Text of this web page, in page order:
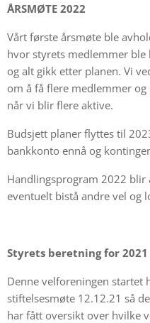
ÅRSMØTE 2022
Vårt første årsmøte ble
hvor styrets medlemmer
og alt gikk etter planen. Vi
om å få flere medlemmer
når vi blir flere aktive.
Budsjett planer flyttes til
bankkonto ennå og
Handlingsprogram 2022 blir
eventuelt bistå andre vel og
Styrets beretning for 2021
Denne velforeningen startet
stiftelsesmøte 12.12.21 så
har fått oversikt over hvilke